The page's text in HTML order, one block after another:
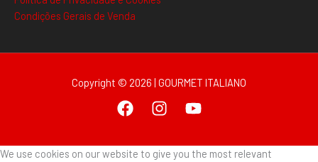
Condições Gerais de Venda
Copyright © 2026 | GOURMET ITALIANO
We use cookies on our website to give you the most relevant